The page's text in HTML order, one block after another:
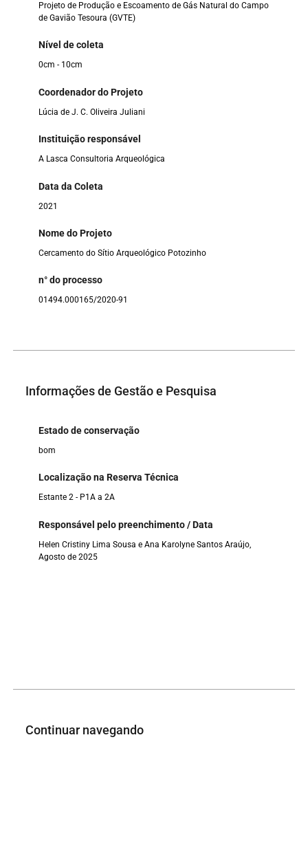
Projeto de Produção e Escoamento de Gás Natural do Campo
de Gavião Tesoura (GVTE)
Nível de coleta
0cm - 10cm
Coordenador do Projeto
Lúcia de J. C. Oliveira Juliani
Instituição responsável
A Lasca Consultoria Arqueológica
Data da Coleta
2021
Nome do Projeto
Cercamento do Sítio Arqueológico Potozinho
n° do processo
01494.000165/2020-91
Informações de Gestão e Pesquisa
Estado de conservação
bom
Localização na Reserva Técnica
Estante 2 - P1A a 2A
Responsável pelo preenchimento / Data
Helen Cristiny Lima Sousa e Ana Karolyne Santos Araújo,
Agosto de 2025
Continuar navegando